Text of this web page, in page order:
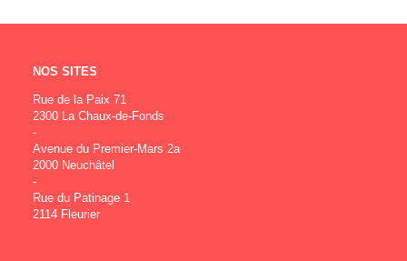
NOS SITES
Rue de la Paix 71
2300 La Chaux-de-Fonds
-
Avenue du Premier-Mars 2a
2000 Neuchâtel
-
Rue du Patinage 1
2114 Fleurier